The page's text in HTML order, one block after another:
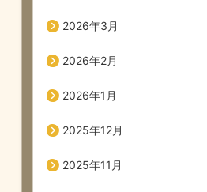
2026年3月
2026年2月
2026年1月
2025年12月
2025年11月